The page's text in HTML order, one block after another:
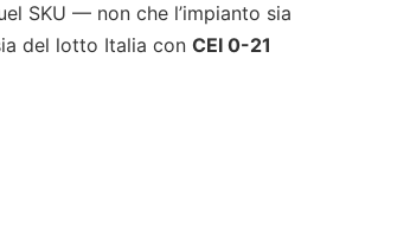
SKU — non che l’impianto sia
del lotto Italia con CEI 0-21